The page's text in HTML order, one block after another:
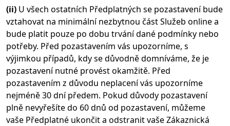
(ii) U všech ostatních Předplatných se pozastavení bude
vztahovat na minimální nezbytnou část Služeb online a
bude platit pouze po dobu trvání dané podmínky nebo
potřeby. Před pozastavením vás upozorníme, s
výjimkou případů, kdy se důvodně domníváme, že je
pozastavení nutné provést okamžitě. Před
pozastavením z důvodu neplacení vás upozorníme
nejméně 30 dní předem. Pokud důvody pozastavení
plně nevyřešíte do 60 dnů od pozastavení, můžeme
vaše Předplatné ukončit a odstranit vaše Zákaznická